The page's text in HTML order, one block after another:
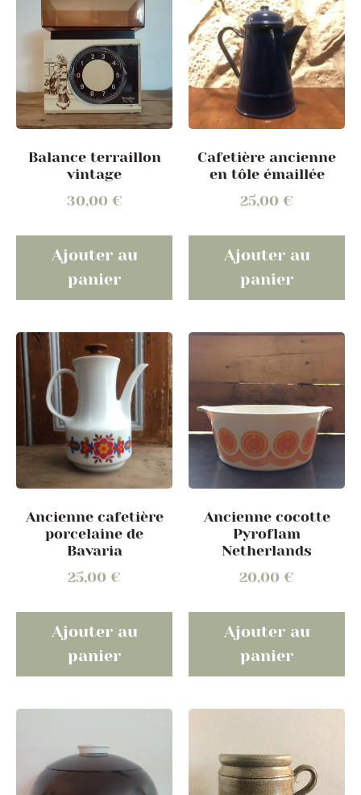
Balance terraillon
vintage
30,00 €
Ajouter au
panier
Cafetière ancienne
en tôle émaillée
25,00 €
Ajouter au
panier
Ancienne cafetière
porcelaine de
Bavaria
25,00 €
Ajouter au
panier
Ancienne cocotte
Pyroflam
Netherlands
20,00 €
Ajouter au
panier